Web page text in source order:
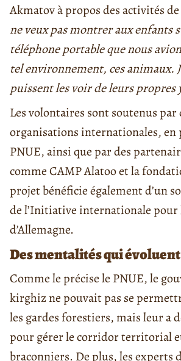
Akmatov à propos des activités
ne veux pas montrer aux enfants
téléphone portable que nous
tel environnement, ces animaux.
puissent les voir de leurs propres
Les volontaires sont soutenus par
organisations internationales,
PNUE, ainsi que par des
comme CAMP Alatoo et la
projet bénéficie également d’un
de l’Initiative internationale pour
d’Allemagne.
Des mentalités qui évoluent
Comme le précise le PNUE, le
kirghiz ne pouvait pas se
les gardes forestiers, mais leur a
pour gérer le corridor territorial
braconniers. De plus, les experts